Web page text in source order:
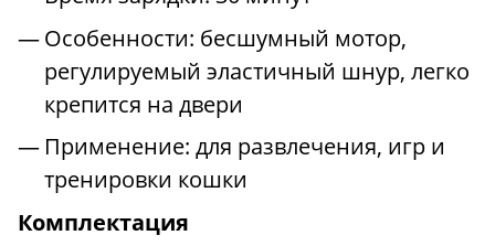
Особенности: бесшумный мотор,
регулируемый эластичный шнур, легко
крепится на двери
Применение: для развлечения, игр и
тренировки кошки
Комплектация